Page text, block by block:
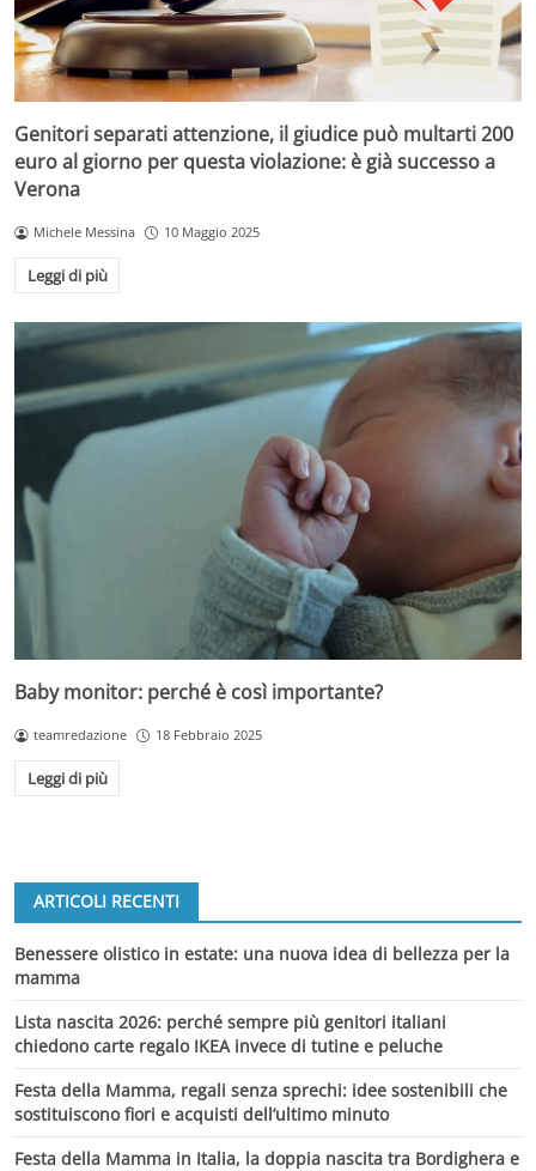
Genitori separati attenzione, il giudice può multarti 200
euro al giorno per questa violazione: è già successo a
Verona
Michele Messina 10 Maggio 2025
Leggi di più
Baby monitor: perché è così importante?
teamredazione 18 Febbraio 2025
Leggi di più
ARTICOLI RECENTI
Benessere olistico in estate: una nuova idea di bellezza per la
mamma
Lista nascita 2026: perché sempre più genitori italiani
chiedono carte regalo IKEA invece di tutine e peluche
Festa della Mamma, regali senza sprechi: idee sostenibili che
sostituiscono fiori e acquisti dell’ultimo minuto
Festa della Mamma in Italia, la doppia nascita tra Bordighera e